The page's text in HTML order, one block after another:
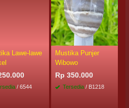
Lawe-lawe
/ 6544
Mustika Punjer
Wibowo
Rp 350.000
Tersedia / B1218